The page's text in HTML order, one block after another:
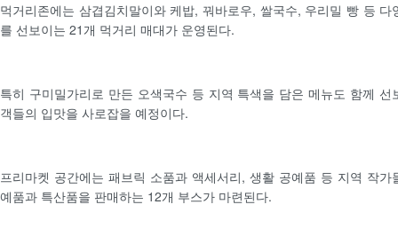
먹거리존에는 삼겹김치말이와 케밥, 꿔바로우, 쌀국수, 우리밀 빵 등 다
를 선보이는 21개 먹거리 매대가 운영된다.
특히 구미밀가리로 만든 오색국수 등 지역 특색을 담은 메뉴도 함께 선
객들의 입맛을 사로잡을 예정이다.
프리마켓 공간에는 패브릭 소품과 액세서리, 생활 공예품 등 지역 작가
예품과 특산품을 판매하는 12개 부스가 마련된다.